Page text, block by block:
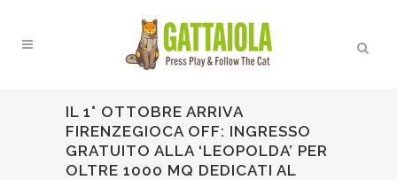
IL 1° OTTOBRE ARRIVA
FIRENZEGIOCA OFF: INGRESSO
GRATUITO ALLA ‘LEOPOLDA’ PER
OLTRE 1000 MQ DEDICATI AL